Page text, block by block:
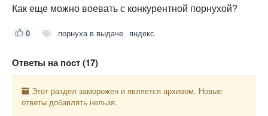
Как еще можно воевать с конкурентной порнухой?
0 порнуха в выдаче яндекс
Ответы на пост (17)
Этот раздел заморожен и является архивом. Новые
ответы добавлять нельзя.